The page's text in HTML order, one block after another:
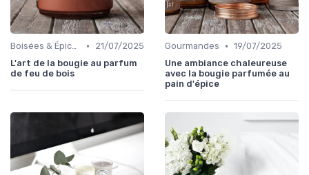
Boisées & Épicées •
21/07/2025
L'art de la bougie au parfum
de feu de bois
Gourmandes • 19/07/2025
Une ambiance chaleureuse
avec la bougie parfumée au
pain d'épice